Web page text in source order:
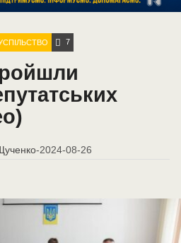
7
-2024-08-26